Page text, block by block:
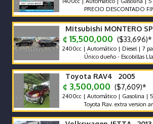
PRECIO DESCONTADO
Mitsubishi MONTERO
¢ 15,500,000 ($33,696)*
2400cc | Automático | Diesel | 7
Único dueño - Escobillas
Toyota RAV4 2005
¢ 3,500,000 ($7,609)*
2400cc | Automático | Gasolina | 5
Toyota Rav. extra version